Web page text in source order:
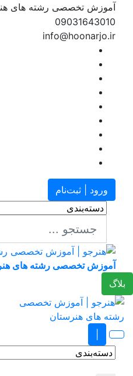
تخصصی رشته های هنرستان
| ثبت‌نام
تخصصی رشته های هنرستان
|